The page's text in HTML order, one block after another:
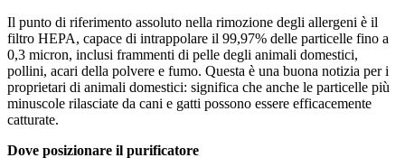
Il punto di riferimento assoluto nella rimozione degli allergeni è il
filtro HEPA, capace di intrappolare il 99,97% delle particelle fino a
0,3 micron, inclusi frammenti di pelle degli animali domestici,
pollini, acari della polvere e fumo. Questa è una buona notizia per i
proprietari di animali domestici: significa che anche le particelle più
minuscole rilasciate da cani e gatti possono essere efficacemente
catturate.
Dove posizionare il purificatore